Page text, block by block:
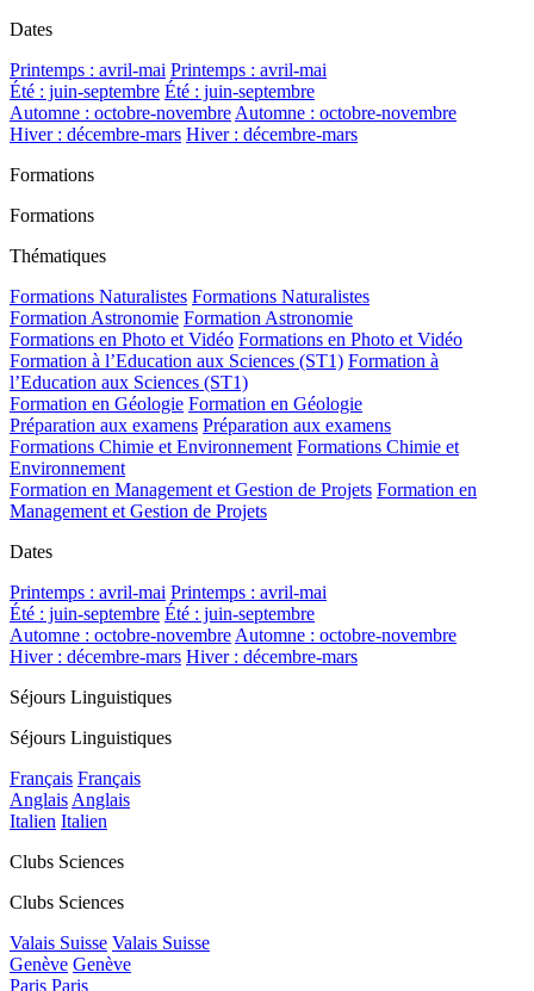
Dates
Printemps : avril-mai Printemps : avril-mai
Été : juin-septembre Été : juin-septembre
Automne : octobre-novembre Automne : octobre-novembre
Hiver : décembre-mars Hiver : décembre-mars
Formations
Formations
Thématiques
Formations Naturalistes Formations Naturalistes
Formation Astronomie Formation Astronomie
Formations en Photo et Vidéo Formations en Photo et Vidéo
Formation à l’Education aux Sciences (ST1) Formation à
l’Education aux Sciences (ST1)
Formation en Géologie Formation en Géologie
Préparation aux examens Préparation aux examens
Formations Chimie et Environnement Formations Chimie et
Environnement
Formation en Management et Gestion de Projets Formation en
Management et Gestion de Projets
Dates
Printemps : avril-mai Printemps : avril-mai
Été : juin-septembre Été : juin-septembre
Automne : octobre-novembre Automne : octobre-novembre
Hiver : décembre-mars Hiver : décembre-mars
Séjours Linguistiques
Séjours Linguistiques
Français Français
Anglais Anglais
Italien Italien
Clubs Sciences
Clubs Sciences
Valais Suisse Valais Suisse
Genève Genève
Paris Paris